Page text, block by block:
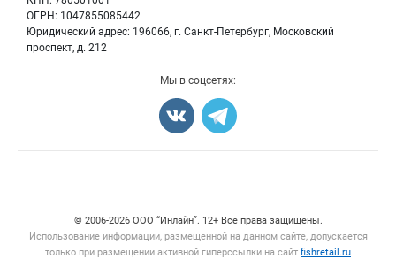
ОГРН: 1047855085442
Юридический адрес: 196066, г. Санкт-Петербург, Московский
проспект, д. 212
Блог
Мы в соцсетях:
© 2006‑2026 ООО “Инлайн”. 12+ Все права защищены.
Использование информации, размещенной на данном сайте, допускается
только при размещении активной гиперссылки на сайт fishretail.ru